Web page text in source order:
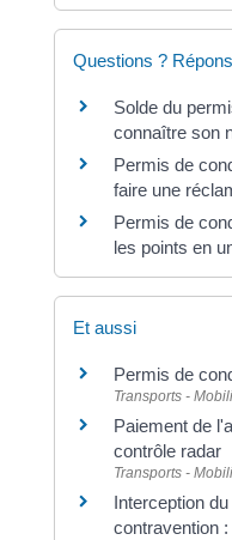
Questions ?
Solde du
connaître son
Permis de
faire une
Permis de
les points en
Et aussi
Permis de
Transports -
Paiement de
contrôle radar
Transports -
Interception
contravention